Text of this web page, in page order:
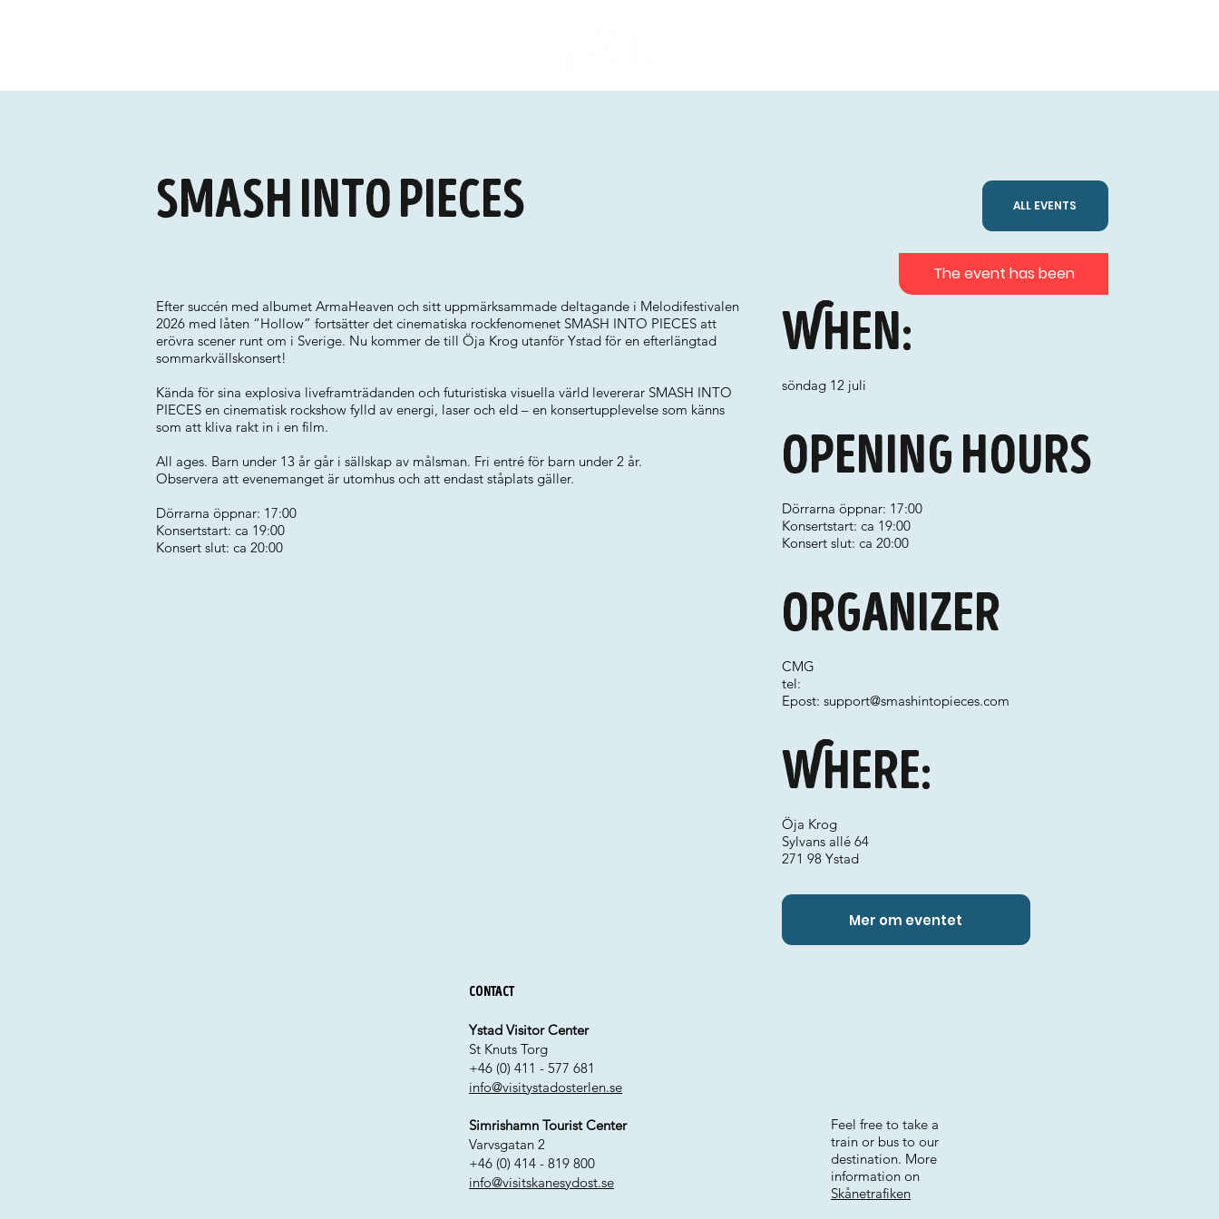
Smash Into Pieces ALL EVENTS
Efter succén med albumet ArmaHeaven och sitt uppmärksammade deltagande i Melodifestivalen
2026 med låten “Hollow” fortsätter det cinematiska rockfenomenet SMASH INTO PIECES att
erövra scener runt om i Sverige. Nu kommer de till Öja Krog utanför Ystad för en efterlängtad
sommarkvällskonsert!
Kända för sina explosiva liveframträdanden och futuristiska visuella värld levererar SMASH INTO
PIECES en cinematisk rockshow fylld av energi, laser och eld – en konsertupplevelse som känns
som att kliva rakt in i en film.
All ages. Barn under 13 år går i sällskap av målsman. Fri entré för barn under 2 år.
Observera att evenemanget är utomhus och att endast ståplats gäller.
Dörrarna öppnar: 17:00
Konsertstart: ca 19:00
Konsert slut: ca 20:00
When:
söndag 12 juli
Where:
Organizer
CMG
tel:
Epost: support@smashintopieces.com
Öja Krog
Sylvans allé 64
271 98 Ystad
Opening hours
Dörrarna öppnar: 17:00
Konsertstart: ca 19:00
Konsert slut: ca 20:00
Mer om eventet
The event has been
Contact
Ystad Visitor Center
St Knuts Torg
+46 (0) 411 - 577 681
info@visitystadosterlen.se
Simrishamn Tourist Center
Varvsgatan 2
+46 (0) 414 - 819 800
info@visitskanesydost.se
Feel free to take a
train or bus to our
destination. More
information on
Skånetrafiken